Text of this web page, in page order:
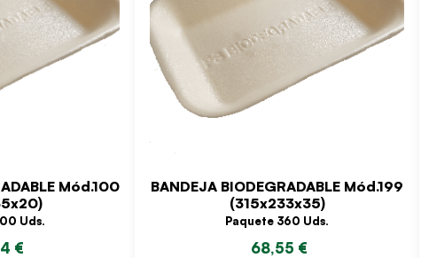
Mód.100
Uds.
€
BANDEJA BIODEGRADABLE Mód.199
(315x233x35)
Paquete 360 Uds.
68,55 €